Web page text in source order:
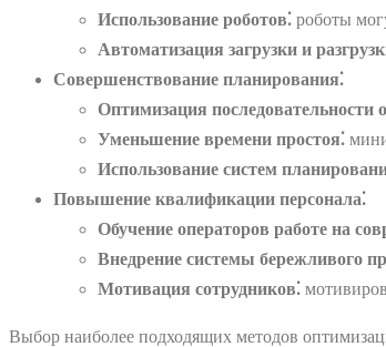
Использование роботов⁚ роботы
Автоматизация загрузки и
Совершенствование планирования⁚
Оптимизация последовательности
Уменьшение времени простоя⁚
Использование систем
Повышение квалификации персонала⁚
Обучение операторов работе на
Внедрение системы бережливого
Мотивация сотрудников⁚
Выбор наиболее подходящих методов